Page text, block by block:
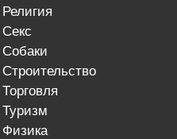
религия
секс
собаки
строительство
торговля
туризм
физика